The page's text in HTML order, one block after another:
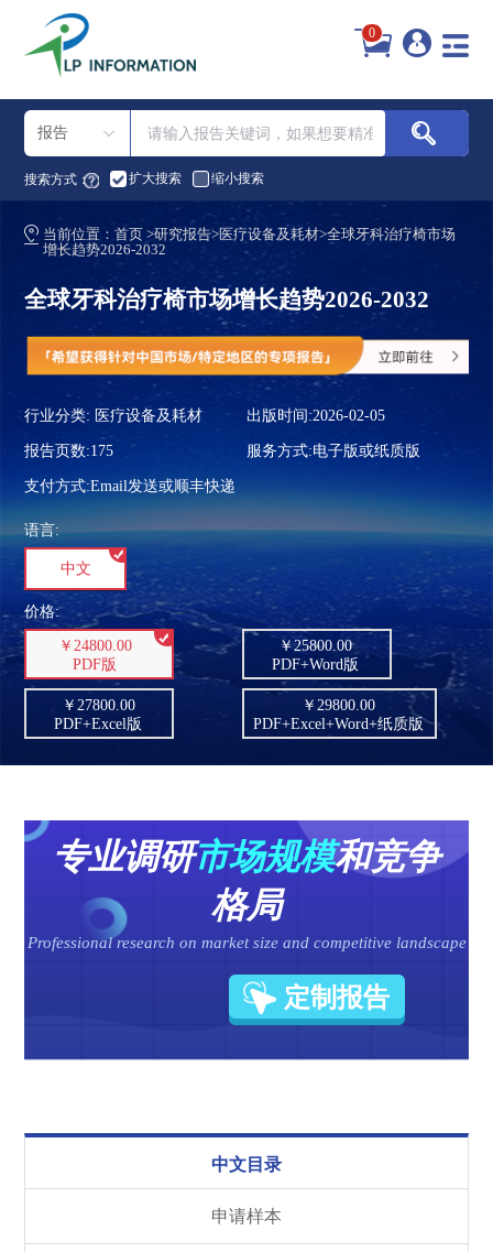
0
报告
搜索方式： 扩大搜索 缩小搜索
当前位置：首页>研究报告>医疗设备及耗材>全球牙科治疗椅市场
增长趋势2026-2032
全球牙科治疗椅市场增长趋势2026-2032
行业分类: 医疗设备及耗材 出版时间:2026-02-05
报告页数:175 服务方式:电子版或纸质版
支付方式:Email发送或顺丰快递
语言:
中文
价格:
￥24800.00
PDF版
￥25800.00
PDF+Word版
￥27800.00
PDF+Excel版
￥29800.00
PDF+Excel+Word+纸质版
专业调研市场规模和竞争
格局
Professional research on market size and competitive landscape
定制报告
中文目录
申请样本